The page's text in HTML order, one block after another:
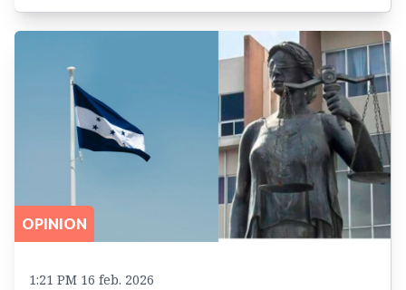
OPINION
1:21 PM 16 feb. 2026